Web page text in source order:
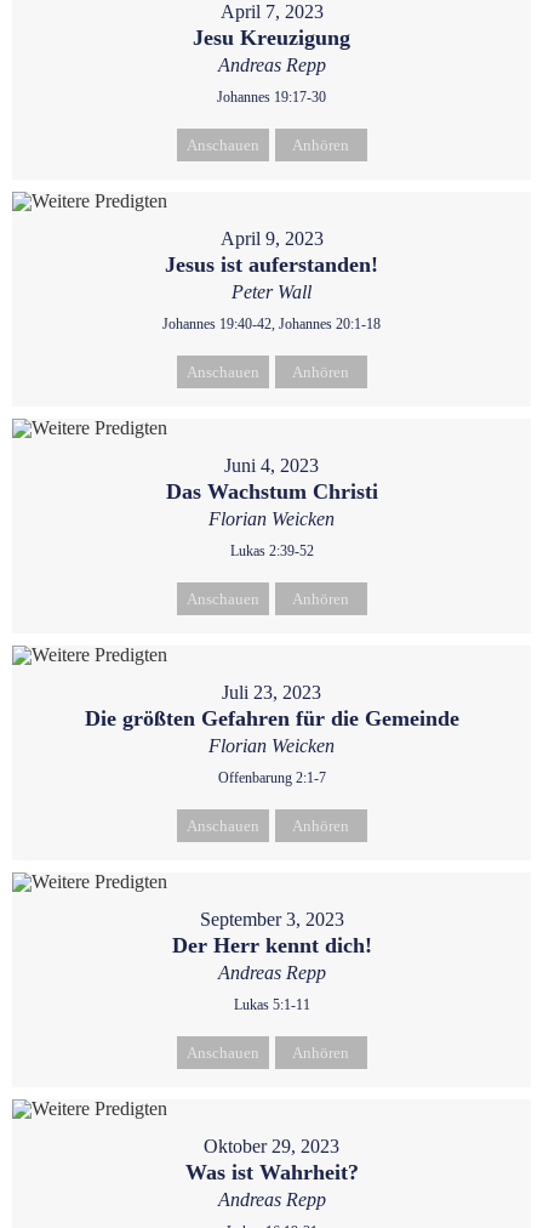
April 7, 2023
Jesu Kreuzigung
Andreas Repp
Johannes 19:17-30
Anschauen Anhören
April 9, 2023
Jesus ist auferstanden!
Peter Wall
Johannes 19:40-42, Johannes 20:1-18
Anschauen Anhören
Juni 4, 2023
Das Wachstum Christi
Florian Weicken
Lukas 2:39-52
Anschauen Anhören
Juli 23, 2023
Die größten Gefahren für die Gemeinde
Florian Weicken
Offenbarung 2:1-7
Anschauen Anhören
September 3, 2023
Der Herr kennt dich!
Andreas Repp
Lukas 5:1-11
Anschauen Anhören
Oktober 29, 2023
Was ist Wahrheit?
Andreas Repp